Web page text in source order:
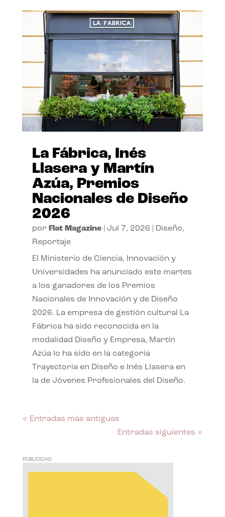
La Fábrica, Inés
Llasera y Martín
Azúa, Premios
Nacionales de Diseño
2026
por Flat Magazine| Jul 7, 2026 Diseño,
Reportaje
El Ministerio de Ciencia, Innovación y
Universidades ha anunciado este martes
a los ganadores de los Premios
Nacionales de Innovación y de Diseño
2026. La empresa de gestión cultural La
Fábrica ha sido reconocida en la
modalidad Diseño y Empresa, Martín
Azúa lo ha sido en la categoría
Trayectoria en Diseño e Inés Llasera en
la de Jóvenes Profesionales del Diseño.
« Entradas más antiguas
Entradas siguientes »
PUBLICIDAD